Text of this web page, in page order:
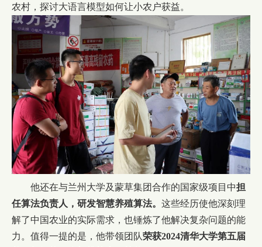
农村，探讨大语言模型如何让小农户获益。
他还在与兰州大学及蒙草集团合作的国家级项目中担
任算法负责人，研发智慧养殖算法。 这些经历使他深刻理
解了中国农业的实际需求，也锤炼了他解决复杂问题的能
力。值得一提的是，他带领团队荣获2024清华大学第五届